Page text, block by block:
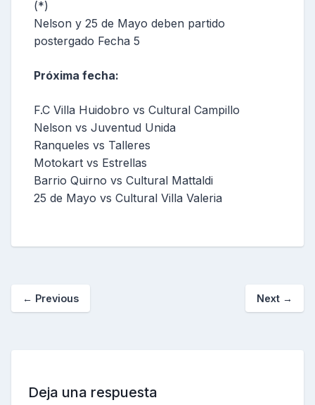
(*)
Nelson y 25 de Mayo deben partido
postergado Fecha 5
Próxima fecha:
F.C Villa Huidobro vs Cultural Campillo
Nelson vs Juventud Unida
Ranqueles vs Talleres
Motokart vs Estrellas
Barrio Quirno vs Cultural Mattaldi
25 de Mayo vs Cultural Villa Valeria
← Previous Next →
Deja una respuesta